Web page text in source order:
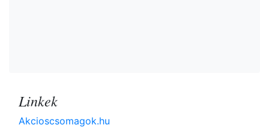
Linkek
Akcioscsomagok.hu